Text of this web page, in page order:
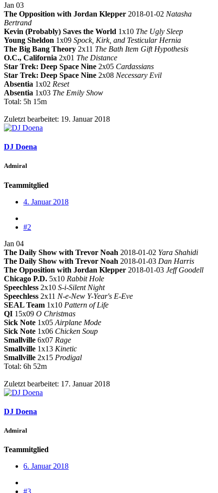
Jan 03
The Opposition with Jordan Klepper 2018-01-02 Natasha
Bertrand
Kevin (Probably) Saves the World 1x10 The Ugly Sleep
Young Sheldon 1x09 Spock, Kirk, and Testicular Hernia
The Big Bang Theory 2x11 The Bath Item Gift Hypothesis
O.C., California 2x01 The Distance
Star Trek: Deep Space Nine 2x05 Cardassians
Star Trek: Deep Space Nine 2x08 Necessary Evil
Absentia 1x02 Reset
Absentia 1x03 The Emily Show
Total: 5h 15m
Zuletzt bearbeitet: 19. Januar 2018
DJ Doena
Admiral
Teammitglied
4. Januar 2018
#2
Jan 04
The Daily Show with Trevor Noah 2018-01-02 Yara Shahidi
The Daily Show with Trevor Noah 2018-01-03 Dan Harris
The Opposition with Jordan Klepper 2018-01-03 Jeff Goodell
Chicago P.D. 5x10 Rabbit Hole
Speechless 2x10 S-i-Silent Night
Speechless 2x11 N-e-New Y-Year's E-Eve
SEAL Team 1x10 Pattern of Life
QI 15x09 O Christmas
Sick Note 1x05 Airplane Mode
Sick Note 1x06 Chicken Soup
Smallville 6x07 Rage
Smallville 1x13 Kinetic
Smallville 2x15 Prodigal
Total: 6h 52m
Zuletzt bearbeitet: 17. Januar 2018
DJ Doena
Admiral
Teammitglied
6. Januar 2018